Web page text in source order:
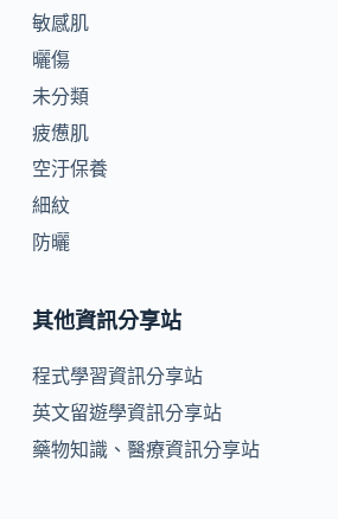
敏感肌
曬傷
未分類
疲憊肌
空汙保養
細紋
防曬
其他資訊分享站
程式學習資訊分享站
英文留遊學資訊分享站
藥物知識、醫療資訊分享站